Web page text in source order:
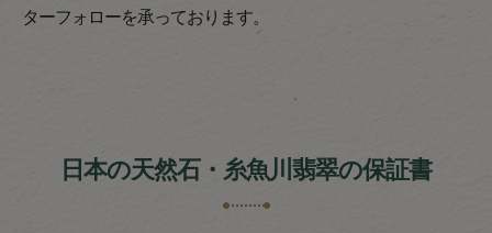
ターフォローを承っております。
日本の天然石・糸魚川翡翠の保証書